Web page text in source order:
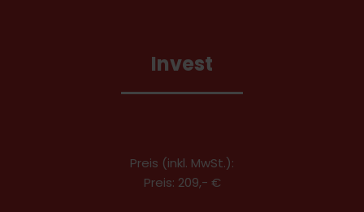
Invest
Preis (inkl. MwSt.):
Preis: 209,- €